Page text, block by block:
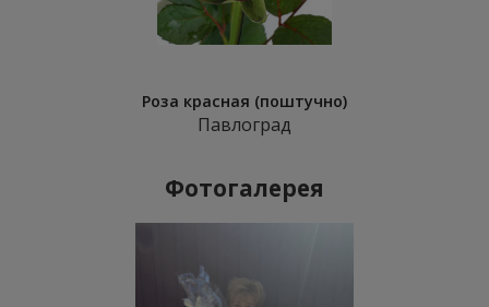
Роза красная (поштучно)
Павлоград
Фотогалерея